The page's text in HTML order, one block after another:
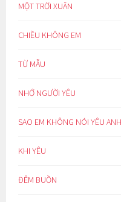
MỘT TRỜI XUÂN
CHIỀU KHÔNG EM
TỪ MẪU
NHỚ NGƯỜI YÊU
SAO EM KHÔNG NÓI YÊU ANH
KHI YÊU
ĐÊM BUỒN